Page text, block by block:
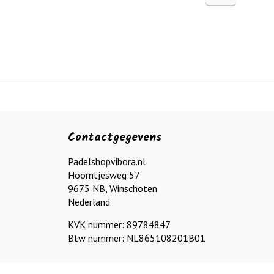
Contactgegevens
Padelshopvibora.nl
Hoorntjesweg 57
9675 NB, Winschoten
Nederland
KVK nummer: 89784847
Btw nummer: NL865108201B01